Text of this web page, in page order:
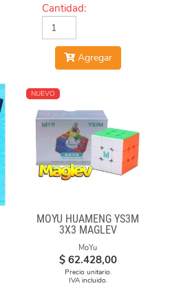
Cantidad:
Agregar
NUEVO
MOYU HUAMENG YS3M
3X3 MAGLEV
MoYu
$ 62.428,00
Precio unitario.
IVA incluido.